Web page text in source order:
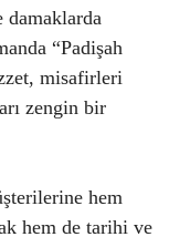
damaklarda
“Padişah
misafirleri
zengin bir
hem
hem de tarihi ve